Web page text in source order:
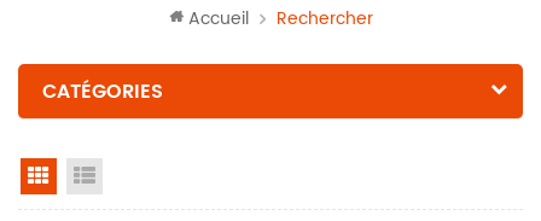
Accueil Rechercher
CATÉGORIES
vue de la grille